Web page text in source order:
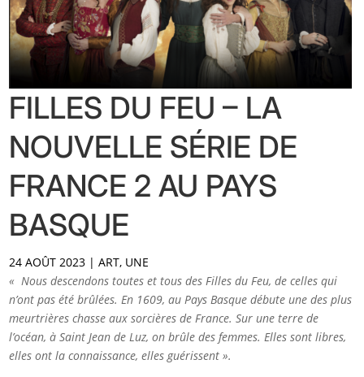
FILLES DU FEU – LA
NOUVELLE SÉRIE DE
FRANCE 2 AU PAYS
BASQUE
24 AOÛT 2023 |ART, UNE
« Nous descendons toutes et tous des Filles du Feu, de celles qui
n’ont pas été brûlées. En 1609, au Pays Basque débute une des plus
meurtrières chasse aux sorcières de France. Sur une terre de
l’océan, à Saint Jean de Luz, on brûle des femmes. Elles sont libres,
elles ont la connaissance, elles guérissent ».